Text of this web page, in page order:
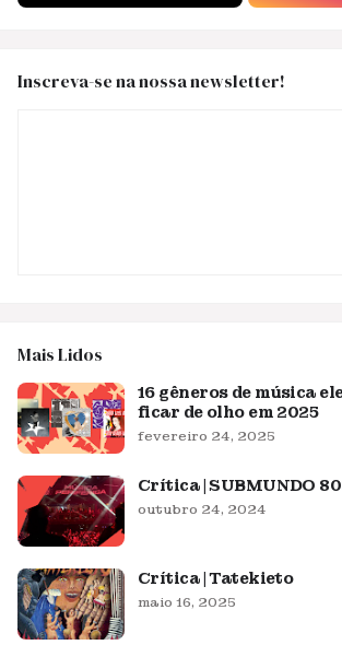
Inscreva-se na nossa newsletter!
Mais Lidos
16 gêneros de música
ficar de olho em 2025
fevereiro 24, 2025
Crítica | SUBMUNDO
outubro 24, 2024
Crítica | Tatekieto
maio 16, 2025